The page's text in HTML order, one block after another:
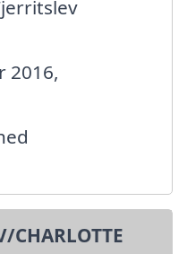
2016,
CHARLOTTE